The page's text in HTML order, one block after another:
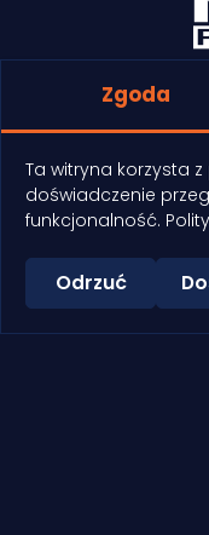
Dokumenty do
Houseboat
Koncerty i
Cennik usług
PL
+48
Zgoda
Ta witryna korzysta
doświadczenie
funkcjonalność.
Odrzuć